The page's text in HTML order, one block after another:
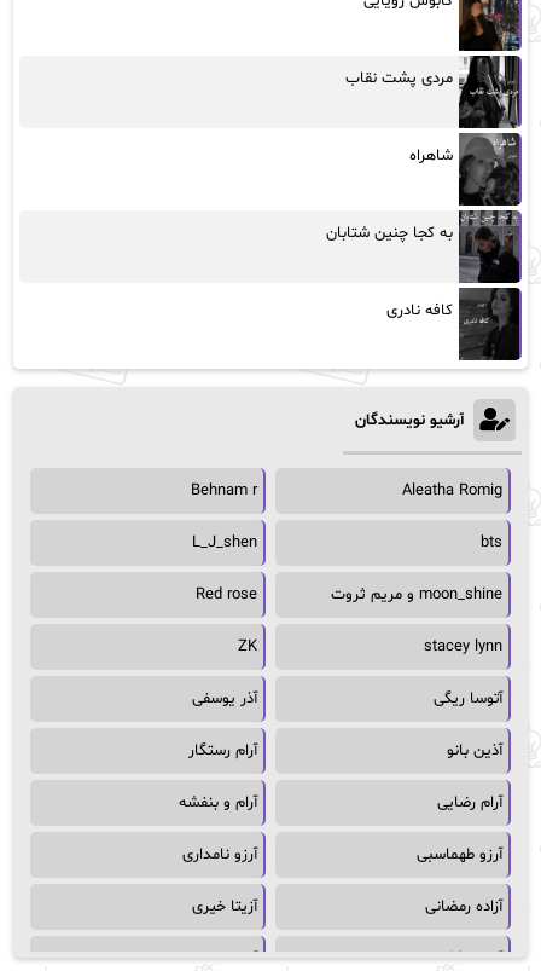
مردی پشت نقاب
شاهراه
به کجا چنین شتابان
کافه نادری
آرشیو نویسندگان
Aleatha Romig
Behnam r
bts
L_J_shen
moon_shine و مریم ثروت Red rose
stacey lynn
ZK
آتوسا ریگی آذر یوسفی
آذین بانو آرام رستگار
آرام رضایی آرام و بنفشه
آرزو طهماسبی آرزو نامداری
آزاده رمضانی آزیتا خیری
آسمان64 آسمان۶۵